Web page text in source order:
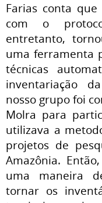
Farias conta
com o
entretanto,
uma ferramenta
técnicas
inventariação
nosso grupo foi
Molra para
utilizava a
projetos de
Amazônia.
uma maneira
tornar os